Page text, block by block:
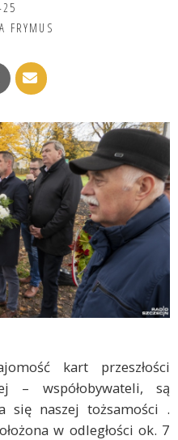
FRYMUS
kart przeszłości
– współobywateli, są
się naszej tożsamości .
w odległości ok. 7